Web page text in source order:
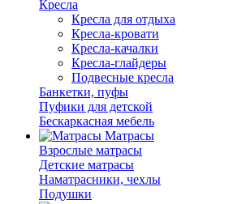
Кресла
Кресла для отдыха
Кресла-кровати
Кресла-качалки
Кресла-глайдеры
Подвесные кресла
Банкетки, пуфы
Пуфики для детской
Бескаркасная мебель
Матрасы
Взрослые матрасы
Детские матрасы
Наматрасники, чехлы
Подушки